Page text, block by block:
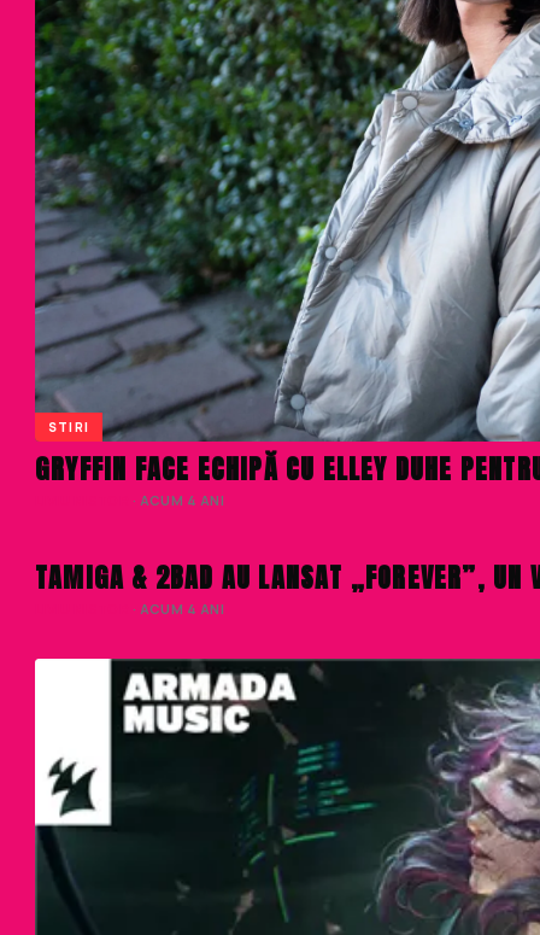
STIRI
GRYFFIN FACE ECHIPĂ CU ELLEY DUHE
· ACUM 4 ANI
TAMIGA & 2BAD AU LANSAT „FOREVER”,
· ACUM 4 ANI